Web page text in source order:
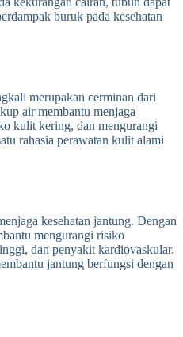
buruk pada kesehatan
merupakan cerminan dari
air membantu menjaga
kulit kering, dan mengurangi
rahasia perawatan kulit alami
kesehatan jantung. Dengan
mengurangi risiko
dan penyakit kardiovaskular.
jantung berfungsi dengan